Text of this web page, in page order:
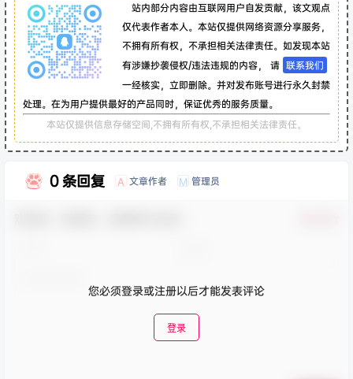
站内部分内容由互联网用户自发贡献，该文观点
仅代表作者本人。本站仅提供网络资源分享服务，
不拥有所有权，不承担相关法律责任。如发现本站
有涉嫌抄袭侵权/违法违规的内容， 请 联系我们
一经核实，立即删除。并对发布账号进行永久封禁
处理。在为用户提供最好的产品同时，保证优秀的服务质量。
本站仅提供信息存储空间,不拥有所有权,不承担相关法律责任。
0 条回复 A 文章作者 M 管理员
您必须登录或注册以后才能发表评论
登录